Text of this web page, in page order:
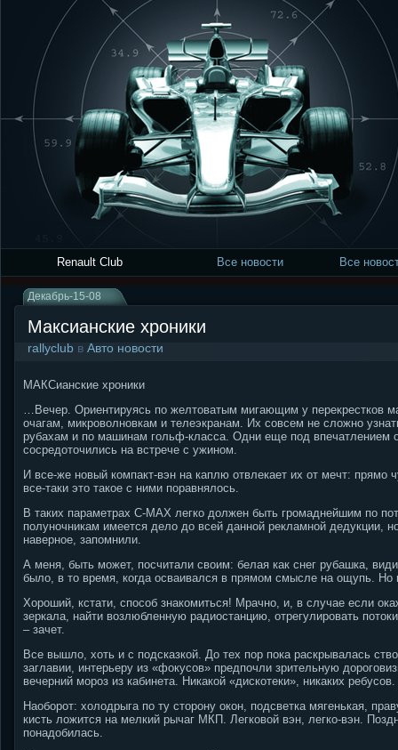
Renault Club Все новости Все
Декабрь-15-08
Максианские хроники
rallyclub в Авто новости
МАКСианские хроники
…Вечер. Ориентируясь по желтоватым мигающим у перекрестков
очагам, микроволновкам и телеэкранам. Их совсем не сложно
рубахам и по машинам гольф-класса. Одни еще под впечатлением
сосредоточились на встрече с ужином.
И все-же новый компакт-вэн на каплю отвлекает их от мечт: прямо
все-таки это такое с ними поравнялось.
В таких параметрах C-MAX легко должен быть громаднейшим по
полуночникам имеется дело до всей данной рекламной дедукции,
наверное, запомнили.
А меня, быть может, посчитали своим: белая как снег рубашка,
было, в то время, когда осваивался в прямом смысле на ощупь. Но
Хороший, кстати, способ знакомиться! Мрачно, и, в случае если
зеркала, найти возлюбленную радиостанцию, отрегулировать
– зачет.
Все вышло, хоть и с подсказкой. До тех пор пока раскрывалась
заглавии, интерьеру из «фокусов» предпочли зрительную
вечерний мороз из кабинета. Никакой «дискотеки», никаких ребусов.
Наоборот: холодрыга по ту сторону окон, подсветка мягенькая,
кисть ложится на мелкий рычаг МКП. Легковой вэн, легко-вэн.
понадобилась.